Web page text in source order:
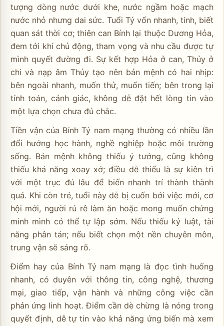
tượng dòng nước dưới khe, nước ngầm hoặc mạch
nước nhỏ nhưng dai sức. Tuổi Tý vốn nhanh, tinh, biết
quan sát thời cơ; thiên can Bính lại thuộc Dương Hỏa,
đem tới khí chủ động, tham vọng và nhu cầu được tự
mình quyết đường đi. Sự kết hợp Hỏa ở can, Thủy ở
chi và nạp âm Thủy tạo nên bản mệnh có hai nhịp:
bên ngoài nhanh, muốn thử, muốn tiến; bên trong lại
tính toán, cảnh giác, không dễ đặt hết lòng tin vào
một lựa chọn chưa đủ chắc.
Tiền vận của Bính Tý nam mạng thường có nhiều lần
đổi hướng học hành, nghề nghiệp hoặc môi trường
sống. Bản mệnh không thiếu ý tưởng, cũng không
thiếu khả năng xoay xở; điều dễ thiếu là sự kiên trì
với một trục đủ lâu để biến nhanh trí thành thành
quả. Khi còn trẻ, tuổi này dễ bị cuốn bởi việc mới, cơ
hội mới, người rủ rê làm ăn hoặc mong muốn chứng
minh mình có thể tự lập sớm. Nếu thiếu kỷ luật, tài
năng phân tán; nếu biết chọn một nền chuyên môn,
trung vận sẽ sáng rõ.
Điểm hay của Bính Tý nam mạng là đọc tình huống
nhanh, có duyên với thông tin, công nghệ, thương
mại, giao tiếp, vận hành và những công việc cần
phản ứng linh hoạt. Điểm cần dè chừng là nóng trong
quyết định, dễ tự tin vào khả năng ứng biến mà xem